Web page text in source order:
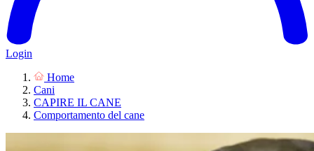
Login
Home
Cani
CAPIRE IL CANE
Comportamento del cane